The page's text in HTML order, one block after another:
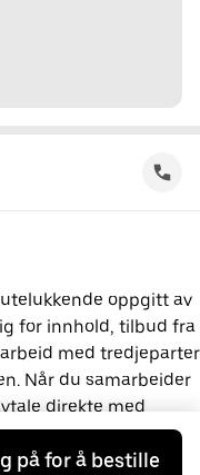
oppgitt av
for innhold, tilbud fra
med tredjeparter
Når du samarbeider
direkte med
avtalen. Du kan
har spørsmål.
på for å bestille